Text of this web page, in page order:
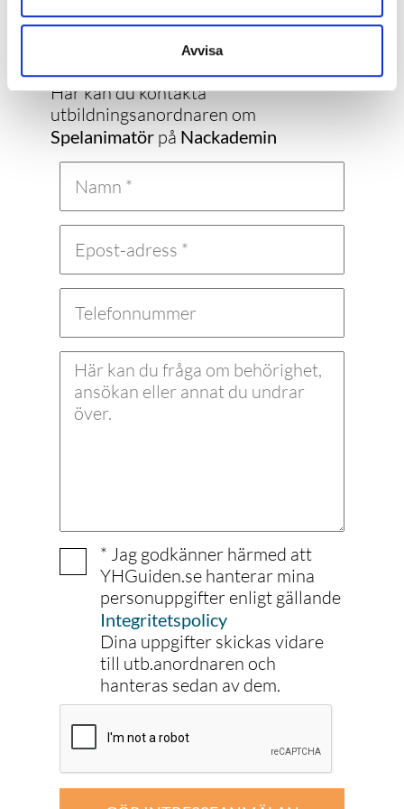
Avvisa
Vill du ha mer information om en
utbildning?
Här kan du kontakta
utbildningsanordnaren om
Spelanimatör på Nackademin
* Jag godkänner härmed att
YHGuiden.se hanterar mina
personuppgifter enligt gällande
Integritetspolicy
Dina uppgifter skickas vidare
till utb.anordnaren och
hanteras sedan av dem.